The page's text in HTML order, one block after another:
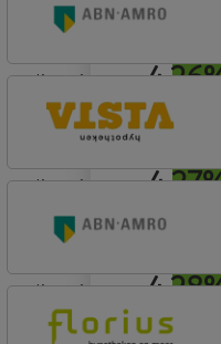
Woning (Incl.
lineair
Woning (Incl.
lineair
lineair
ABN AMRO Bank
Woning (Incl.